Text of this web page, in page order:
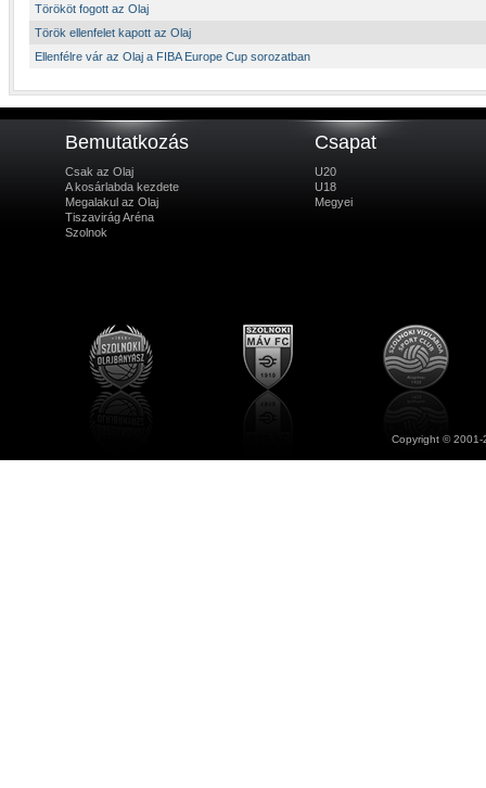
Törököt fogott az Olaj
Török ellenfelet kapott az Olaj
Ellenfélre vár az Olaj a FIBA Europe Cup sorozatban
Bemutatkozás
Csak az Olaj
A kosárlabda kezdete
Megalakul az Olaj
Tiszavirág Aréna
Szolnok
Csapat
U20
U18
Megyei
Copyright ©